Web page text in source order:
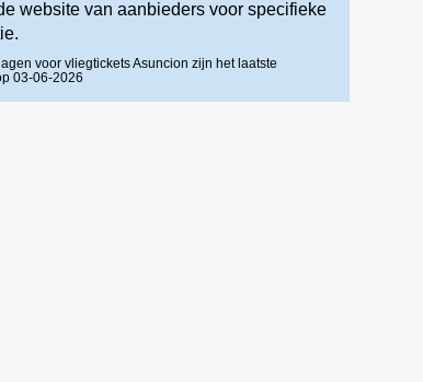
website van aanbieders voor specifieke
voor vliegtickets Asuncion zijn het laatste
03-06-2026